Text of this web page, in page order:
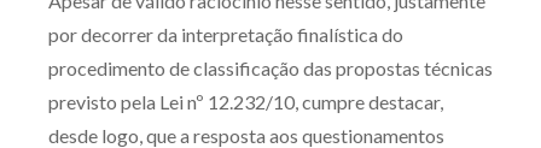
por decorrer da interpretação finalística do
procedimento de classificação das propostas técnicas
previsto pela Lei nº 12.232/10, cumpre destacar,
desde logo, que a resposta aos questionamentos